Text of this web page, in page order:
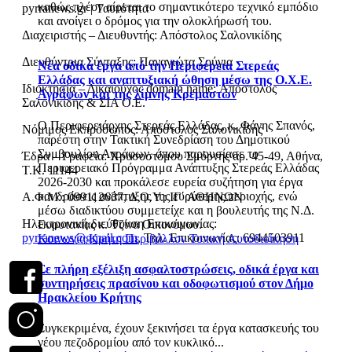
καθώς πλέον αίρεται το σημαντικότερο τεχνικό εμπόδιο
και ανοίγει ο δρόμος για την ολοκλήρωσή του.
Νέα οδικά έργα από την Περιφέρεια Στερεάς
Ελλάδας και αναπτυξιακή ώθηση μέσω της Ο.Χ.Ε.
Αγράφων και της λίμνης Κρεμαστών
Ο Περιφερειάρχης Στερεάς Ελλάδας, κ. Φάνης Σπανός,
παρέστη στην Τακτική Συνεδρίαση του Δημοτικού
Συμβουλίου Αγράφων, όπου παρουσίασε το
Περιφερειακό Πρόγραμμα Ανάπτυξης Στερεάς Ελλάδας
2026-2030 και προκάλεσε ευρεία συζήτηση για έργα
και δράσεις ανάπτυξης της ευρύτερης περιοχής, ενώ
μέσω διαδικτύου συμμετείχε και η βουλευτής της Ν.Δ.
Ευρυτανίας κ. Τζίνα Οικονόμου.
ΚοινωνίαΚρήτηΠεριβάλλονΤοπική Αυτοδιοίκηση
Σε πλήρη εξέλιξη ασφαλτοστρώσεις, οδικά έργα και
συντηρήσεις πρασίνου και οδοφωτισμού στον Δήμο
Ηρακλείου Κρήτης
Συγκεκριμένα, έχουν ξεκινήσει τα έργα κατασκευής του
νέου πεζοδρομίου από τον κυκλικό...
pyrranews.gr | Ταυτότητα
Διαχειριστής – Διευθυντής: Απόστολος Σαλονικίδης
Διευθύντρια Σύνταξης: Παναγιώτα Σούγια
Ιδιοκτησία – Δικαιούχος domain name: Απόστολος
Σαλονικίδης & ΣΙΑ Ο.Ε.
Νόμιμος Εκπρόσωπος: Απόστολος Σαλονικίδης
Έδρα – Γραφεία: Χρυσοστόμου Σμύρνης αρ. 45-49, Αθήνα,
Τ.Κ. 11144
Α.Φ.Μ.: 099112637, Δ.Ο.Υ.: ΙΓ΄ ΑΘΗΝΩΝ
Ηλεκτρονική διεύθυνση Επικοινωνίας:
pyrranews@gmail.com, Τηλ. Επικοινωνίας: 6944503911